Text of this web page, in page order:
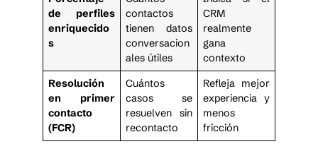
de perfiles
enriquecido
s
contactos
tienen datos
conversacion
ales útiles
CRM
realmente
gana
contexto
Resolución
en primer
contacto
(FCR)
Cuántos
casos se
resuelven sin
recontacto
Refleja mejor
experiencia y
menos
fricción